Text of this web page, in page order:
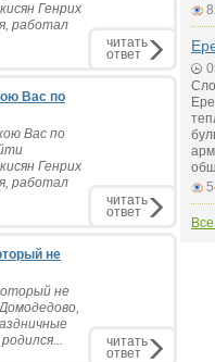
Генрих
работал
читать
ответ
Вас по
Вас по
Генрих
работал
читать
ответ
не
не
читать
ответ